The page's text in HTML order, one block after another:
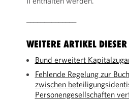
WEITERE ARTIKEL
Bund erweitert
Fehlende Regelung zur
zwischen
Personengesellschaften